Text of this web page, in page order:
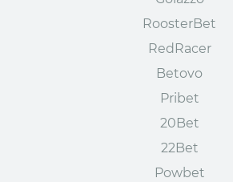
RoosterBet
RedRacer
Betovo
Pribet
20Bet
22Bet
Powbet